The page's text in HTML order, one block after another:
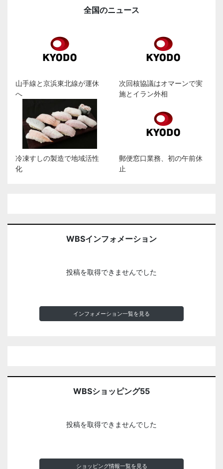
全国のニュース
山手線と京浜東北線が運休
へ
次回核協議はオマーンで実
施とイラン外相
冷凍すしの製造で地域活性
化
郵便窓口業務、初の午前休
止
WBSインフォメーション
投稿を取得できませんでした
インフォメーション一覧を見る
WBSショッピング55
投稿を取得できませんでした
ショッピング情報一覧を見る